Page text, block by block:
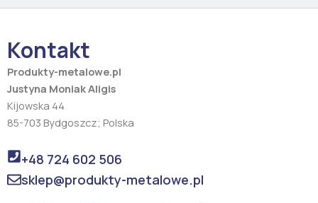
b
k
a
a
m
Kontakt
Produkty-metalowe.pl
Justyna Moniak Aligis
Kijowska 44
85-703 Bydgoszcz; Polska
+48 724 602 506
sklep@produkty-metalowe.pl